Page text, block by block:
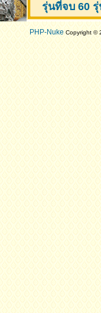
รุ่นที่จบ 60
PHP-NukeCopyright ©